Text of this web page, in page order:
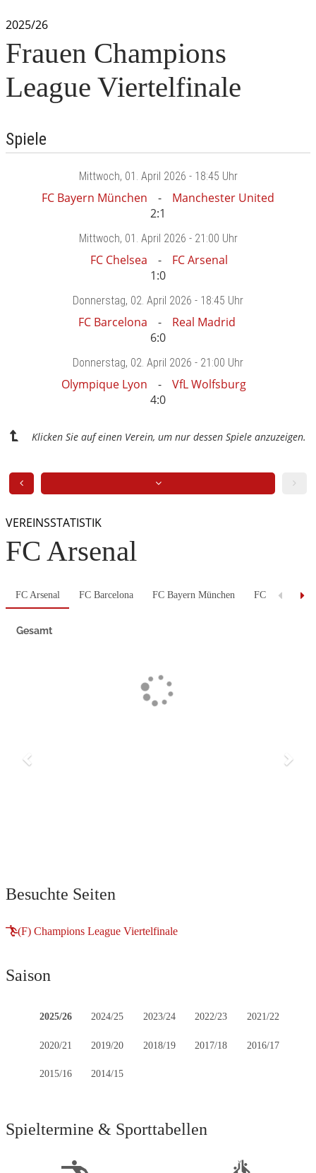
2025/26
Frauen Champions
League Viertelfinale
Spiele
Mittwoch, 01. April 2026 - 18:45 Uhr
FC Bayern München
Manchester United
2:1
Mittwoch, 01. April 2026 - 21:00 Uhr
FC Chelsea
FC Arsenal
1:0
Donnerstag, 02. April 2026 - 18:45 Uhr
FC Barcelona
Real Madrid
6:0
Donnerstag, 02. April 2026 - 21:00 Uhr
Olympique Lyon
VfL Wolfsburg
4:0
Klicken Sie auf einen Verein, um nur dessen Spiele anzuzeigen.
VEREINSSTATISTIK
FC Arsenal
FC Arsenal FC Barcelona FC Bayern München FC Chelsea
Gesamt
Besuchte Seiten
(F) Champions League Viertelfinale
Saison
2025/26 2024/25 2023/24 2022/23 2021/22
2020/21 2019/20 2018/19 2017/18 2016/17
2015/16 2014/15
Spieltermine & Sporttabellen